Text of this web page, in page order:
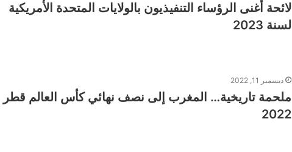
لائحة أغنى الرؤساء التنفيذيون بالولايات المتحدة الأمريكية
لسنة 2023
ديسمبر 11, 2022
ملحمة تاريخية… المغرب إلى نصف نهائي كأس العالم قطر
2022